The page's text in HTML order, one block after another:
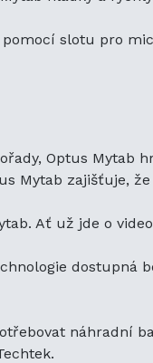
Abyste
zvažte pořízení
do
vysoce kvalitní
modely baterií:
této náhrady
jsou
z vysoce
výkonnostním
slotu pro
Optus Mytab
Mytab zajišťuje,
Ať už jde o
dostupná
náhradní